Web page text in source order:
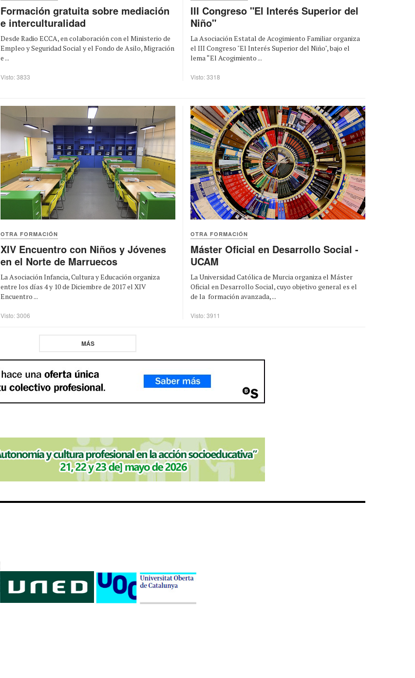
Formación gratuita sobre mediación
e interculturalidad
Desde Radio ECCA, en colaboración con el Ministerio de
Empleo y Seguridad Social y el Fondo de Asilo, Migración
e ...
Visto: 3833
III Congreso "El Interés Superior del
Niño"
La Asociación Estatal de Acogimiento Familiar organiza
el III Congreso "El Interés Superior del Niño", bajo el
lema “El Acogimiento ...
Visto: 3318
OTRA FORMACIÓN
XIV Encuentro con Niños y Jóvenes
en el Norte de Marruecos
La Asociación Infancia, Cultura y Educación organiza
entre los días 4 y 10 de Diciembre de 2017 el XIV
Encuentro ...
Visto: 3006
OTRA FORMACIÓN
Máster Oficial en Desarrollo Social -
UCAM
La Universidad Católica de Murcia organiza el Máster
Oficial en Desarrollo Social, cuyo objetivo general es el
de la formación avanzada, ...
Visto: 3911
MÁS